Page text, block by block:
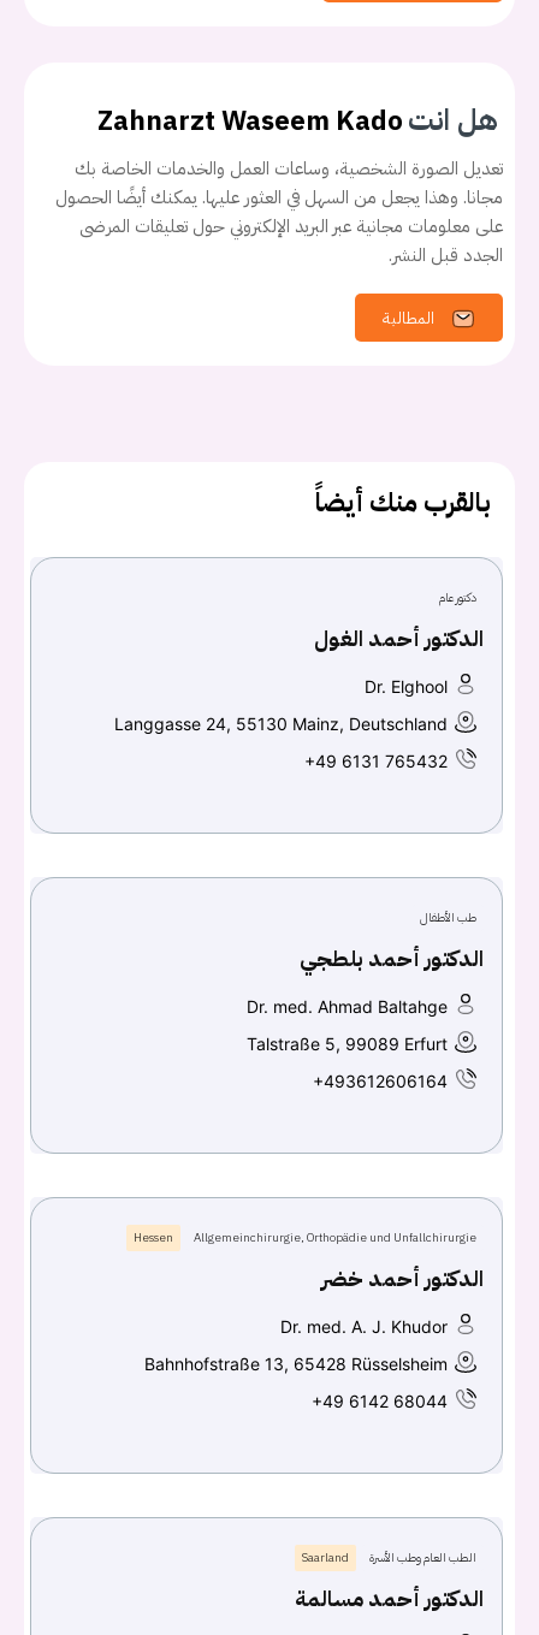
كلمه السر هل نسيت كلمة السر؟
Don't have an account?
Facebook
Continue withGoogle
هل انتZahnarzt Waseem Kado
تعديل الصورة الشخصية، وساعات العمل والخدمات الخاصة بك
مجانا. وهذا يجعل من السهل في العثور عليها. يمكنك أيضًا الحصول
على معلومات مجانية عبر البريد الإلكتروني حول تعليقات المرضى
الجدد قبل النشر.
المطالبة
بالقرب منك أيضاً
دكتور عام
الدكتور أحمد الغول
Dr. Elghool
Langgasse 24, 55130 Mainz, Deutschland
+49 6131 765432
طب الأطفال
الدكتور أحمد بلطجي
Dr. med. Ahmad Baltahge
Talstraße 5, 99089 Erfurt
+493612606164
Allgemeinchirurgie, Orthopädie und Unfallchirurgie
Hessen
الدكتور أحمد خضر
Dr. med. A. J. Khudor
Bahnhofstraße 13, 65428 Rüsselsheim
+49 6142 68044
الطب العام وطب الأسرة Saarland
الدكتور أحمد مسالمة